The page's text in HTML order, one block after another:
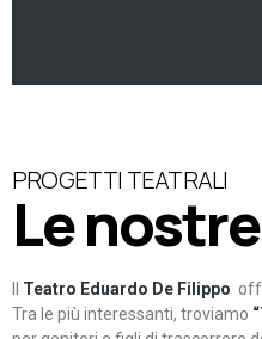
PROGETTI TEATRALI
Le
Teatro Eduardo De Filippo
Tra le più interessanti, troviamo